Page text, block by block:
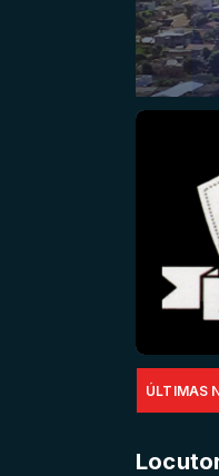
ÚLTIMAS
de São Paulo confirma 23